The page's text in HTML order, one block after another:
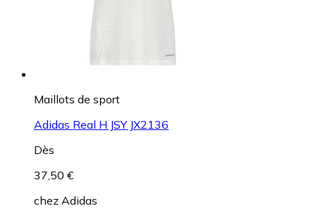
Maillots de sport
Adidas Real H JSY JX2136
Dès
37,50 €
chez Adidas